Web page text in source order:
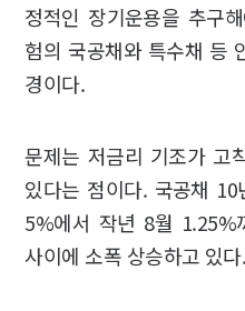
정적인 장기운용을 추구
험의 국공채와 특수채 등
경이다.
문제는 저금리 기조가 고
있다는 점이다. 국공채
5%에서 작년 8월 1.25%
사이에 소폭 상승하고 있다.